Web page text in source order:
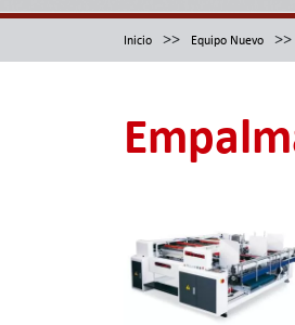
Inicio >> Equipo Nuevo >>